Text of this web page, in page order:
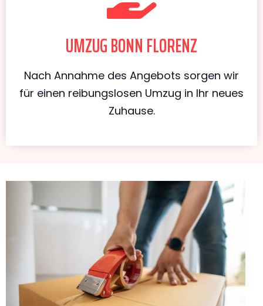
UMZUG BONN FLORENZ
Nach Annahme des Angebots sorgen wir
für einen reibungslosen Umzug in Ihr neues
Zuhause.